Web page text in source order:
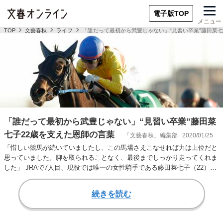
電子版TOP
メニュー
TOP 文藝春秋 ライフ 「誰だって最初から武豊じゃない」“見習い卒業”藤田菜
「誰だって最初から武豊じゃない」“見習い卒業”藤田菜
七子22歳を支えた恩師の言葉
「文藝春秋」編集部 2020/01/25
「惜しい競馬が続いていましたし、この馬場さえこなせれば力は上位だと
思っていました。脚を取られることなく、最後までしっかり走ってくれま
した」 JRAで7人目、現役では唯一の女性騎手である藤田菜七子（22）が
1月19日の…
続きを読む